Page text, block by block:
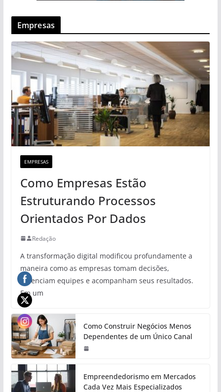
Empresas
EMPRESAS
Como Empresas Estão
Estruturando Processos
Orientados Por Dados
Redação
A transformação digital modificou profundamente a
maneira como as empresas tomam decisões,
gerenciam equipes e acompanham seus resultados.
Em um
Como Construir Negócios Menos
Dependentes de um Único Canal
Empreendedorismo em Mercados
Cada Vez Mais Especializados